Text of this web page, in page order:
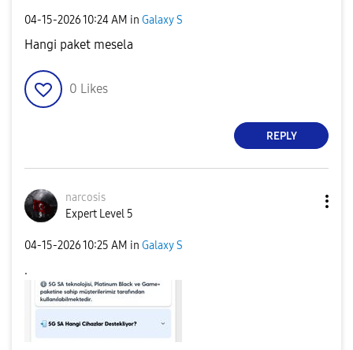
‎04-15-202610:24 AM in Galaxy S
Hangi paket mesela
0 Likes
REPLY
narcosis
Expert Level 5
‎04-15-202610:25 AM in Galaxy S
.